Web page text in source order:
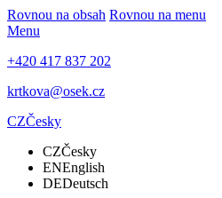
Rovnou na obsah Rovnou na menu
Menu
+420 417 837 202
krtkova@osek.cz
CZČesky
CZČesky
ENEnglish
DEDeutsch